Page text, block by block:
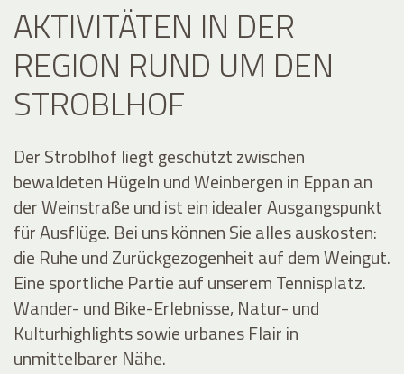
AKTIVITÄTEN IN DER
REGION RUND UM DEN
STROBLHOF
Der Stroblhof liegt geschützt zwischen
bewaldeten Hügeln und Weinbergen in Eppan an
der Weinstraße und ist ein idealer Ausgangspunkt
für Ausflüge. Bei uns können Sie alles auskosten:
die Ruhe und Zurückgezogenheit auf dem Weingut.
Eine sportliche Partie auf unserem Tennisplatz.
Wander- und Bike-Erlebnisse, Natur- und
Kulturhighlights sowie urbanes Flair in
unmittelbarer Nähe.